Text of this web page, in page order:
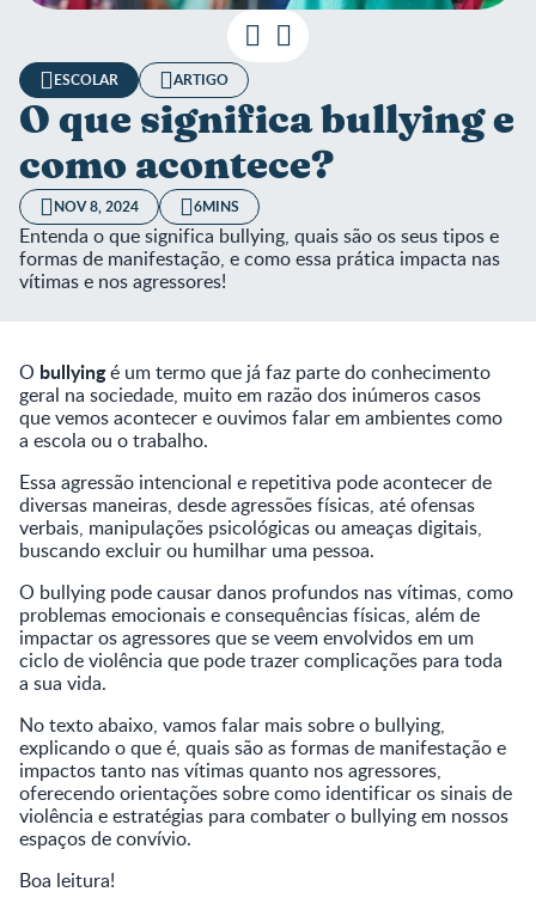
ESCOLAR ARTIGO
O que significa bullying e
como acontece?
NOV 8, 2024 6MINS
Entenda o que significa bullying, quais são os seus tipos e
formas de manifestação, e como essa prática impacta nas
vítimas e nos agressores!
O bullyingé um termo que já faz parte do conhecimento
geral na sociedade, muito em razão dos inúmeros casos
que vemos acontecer e ouvimos falar em ambientes como
a escola ou o trabalho.
Essa agressão intencional e repetitiva pode acontecer de
diversas maneiras, desde agressões físicas, até ofensas
verbais, manipulações psicológicas ou ameaças digitais,
buscando excluir ou humilhar uma pessoa.
O bullying pode causar danos profundos nas vítimas, como
problemas emocionais e consequências físicas, além de
impactar os agressores que se veem envolvidos em um
ciclo de violência que pode trazer complicações para toda
a sua vida.
No texto abaixo, vamos falar mais sobre o bullying,
explicando o que é, quais são as formas de manifestação e
impactos tanto nas vítimas quanto nos agressores,
oferecendo orientações sobre como identificar os sinais de
violência e estratégias para combater o bullying em nossos
espaços de convívio.
Boa leitura!